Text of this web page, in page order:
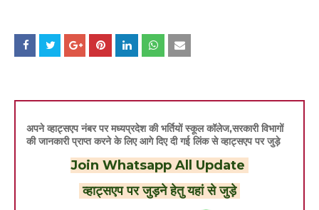
अपने व्हाट्सएप नंबर पर मध्यप्रदेश की भर्तियों स्कूल कॉलेज,सरकारी विभागों
की जानकारी प्राप्त करने के लिए आगे दिए दी गई लिंक से व्हाट्सएप पर जुड़े
Join Whatsapp All Update
व्हाट्सएप पर जुड़ने हेतु यहां से जुड़े